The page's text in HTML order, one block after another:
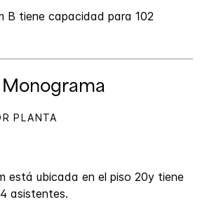
B tiene capacidad para 102
está ubicada en el piso 20y tiene
asistentes.
PLANTA